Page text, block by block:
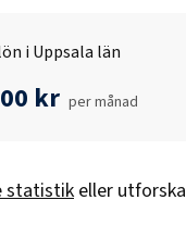
i Uppsala län
kr per månad
statistik eller utforska